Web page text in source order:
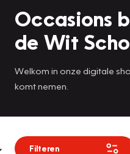
Occasions
de Wit
Welkom in onze digitale
komt nemen.
Filteren